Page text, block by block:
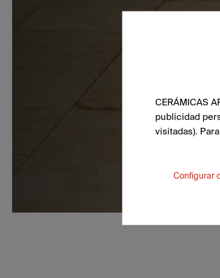
CERÁMICAS
publicidad
visitadas).
Configurar